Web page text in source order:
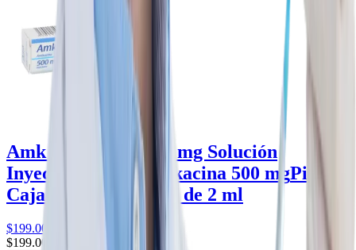
Amk Amikacina 500 mg Solución
Inyectable - Pisa amikacina 500 mgPisa
Caja con 1 ampolleta de 2 ml
$199.00
$199.00